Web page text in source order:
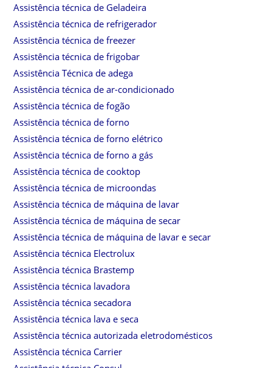
Assistência técnica de Geladeira
Assistência técnica de refrigerador
Assistência técnica de freezer
Assistência técnica de frigobar
Assistência Técnica de adega
Assistência técnica de ar-condicionado
Assistência técnica de fogão
Assistência técnica de forno
Assistência técnica de forno elétrico
Assistência técnica de forno a gás
Assistência técnica de cooktop
Assistência técnica de microondas
Assistência técnica de máquina de lavar
Assistência técnica de máquina de secar
Assistência técnica de máquina de lavar e secar
Assistência técnica Electrolux
Assistência técnica Brastemp
Assistência técnica lavadora
Assistência técnica secadora
Assistência técnica lava e seca
Assistência técnica autorizada eletrodomésticos
Assistência técnica Carrier